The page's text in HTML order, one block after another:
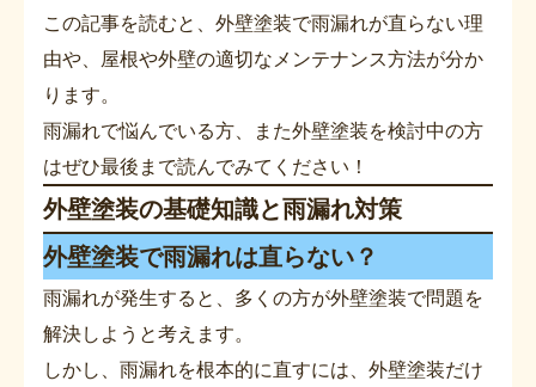
この記事を読むと、外壁塗装で雨漏れが直らない理
由や、屋根や外壁の適切なメンテナンス方法が分か
ります。
雨漏れで悩んでいる方、また外壁塗装を検討中の方
はぜひ最後まで読んでみてください！
外壁塗装の基礎知識と雨漏れ対策
外壁塗装で雨漏れは直らない？
雨漏れが発生すると、多くの方が外壁塗装で問題を
解決しようと考えます。
しかし、雨漏れを根本的に直すには、外壁塗装だけ